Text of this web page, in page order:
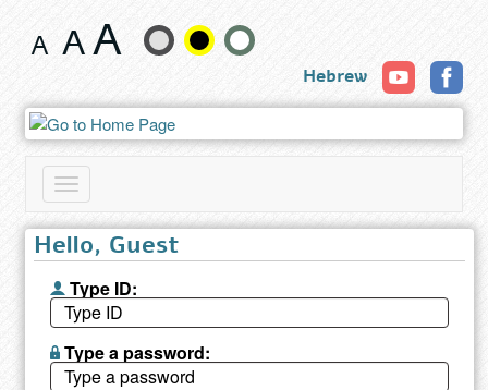
Change
size
and
color
Hebrew
Toggle
navigation
Hello, Guest
Type ID:
Type a password: